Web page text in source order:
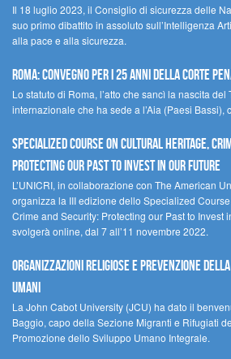
Il 18 luglio 2023, il Consiglio di sicurezza delle
suo primo dibattito in assoluto sull’Intelligenza
alla pace e alla sicurezza.
Roma: convegno per i 25 anni della Corte
Lo statuto di Roma, l’atto che sancì la nascita del
internazionale che ha sede a l’Aia (Paesi Bassi),
Specialized Course on Cultural Heritage,
Protecting our Past to Invest in our Future
L’UNICRI, in collaborazione con The American
organizza la III edizione dello Specialized
Crime and Security: Protecting our Past to Invest
svolgerà online, dal 7 all’11 novembre 2022.
Organizzazioni religiose e prevenzione
umani
La John Cabot University (JCU) ha dato il
Baggio, capo della Sezione Migranti e Rifugiati
Promozione dello Sviluppo Umano Integrale.